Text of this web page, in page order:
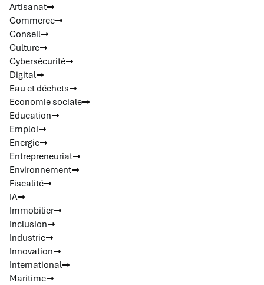
Artisanat
Commerce
Conseil
Culture
Cybersécurité
Digital
Eau et déchets
Economie sociale
Education
Emploi
Energie
Entrepreneuriat
Environnement
Fiscalité
IA
Immobilier
Inclusion
Industrie
Innovation
International
Maritime